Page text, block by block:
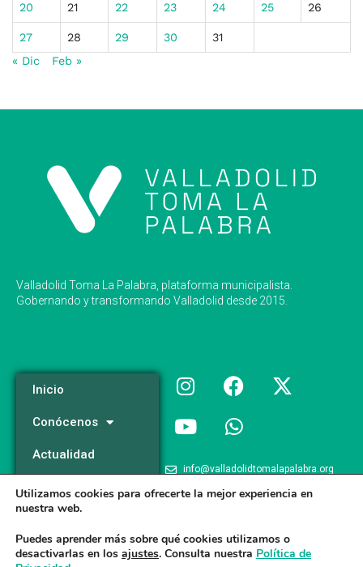
20 21 22 23 24 25 26
27 28 29 30
31
« Dic
Feb »
Valladolid Toma La Palabra, plataforma municipalista.
Gobernando y transformando Valladolid desde 2015.
Inicio
Conócenos
Actualidad
Programa
info@valladolidtomalapalabra.org
+34 983 426 124
Utilizamos cookies para ofrecerte la mejor experiencia en
nuestra web.
Puedes aprender más sobre qué cookies utilizamos o
desactivarlas en los ajustes. Consulta nuestra Política de